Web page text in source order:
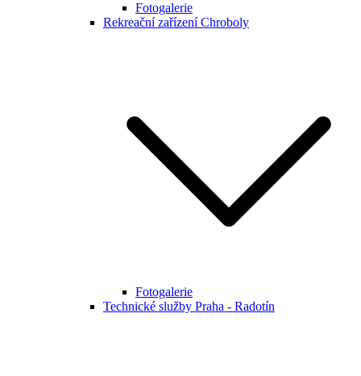
Fotogalerie
Rekreační zařízení Chroboly
Fotogalerie
Technické služby Praha - Radotín